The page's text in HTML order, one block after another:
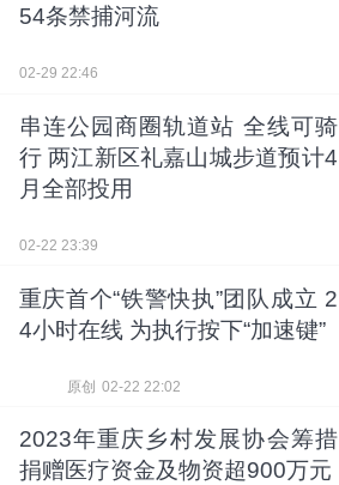
54条禁捕河流
02-29 22:46
串连公园商圈轨道站 全线可骑
行 两江新区礼嘉山城步道预计4
月全部投用
02-22 23:39
重庆首个“铁警快执”团队成立 2
4小时在线 为执行按下“加速键”
02-22 22:02
原创
2023年重庆乡村发展协会筹措
捐赠医疗资金及物资超900万元